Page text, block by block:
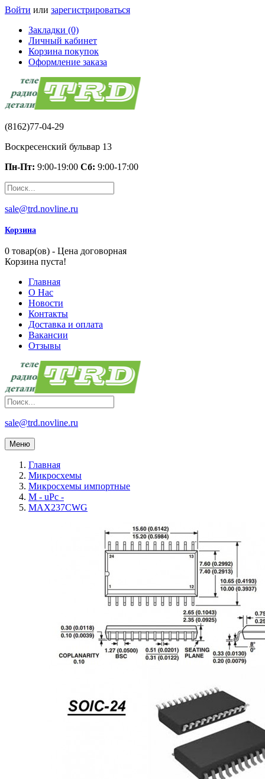
Войти или зарегистрироваться
Закладки (0)
Личный кабинет
Корзина покупок
Оформление заказа
(8162)77-04-29
Воскресенский бульвар 13
Пн-Пт: 9:00-19:00 Сб: 9:00-17:00
sale@trd.novline.ru
Корзина
0 товар(ов) - Цена договорная
Корзина пуста!
Главная
О Нас
Новости
Контакты
Доставка и оплата
Вакансии
Отзывы
sale@trd.novline.ru
Меню
Главная
Микросхемы
Микросхемы импортные
M - uPc -
MAX237CWG